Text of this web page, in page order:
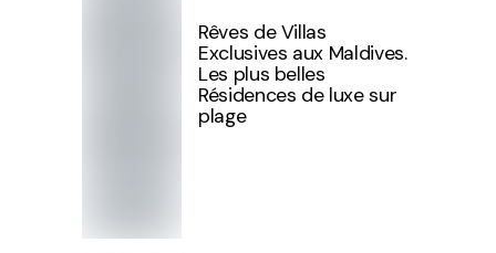
Rêves de Villas
Exclusives aux Maldives.
Les plus belles
Résidences de luxe sur
plage